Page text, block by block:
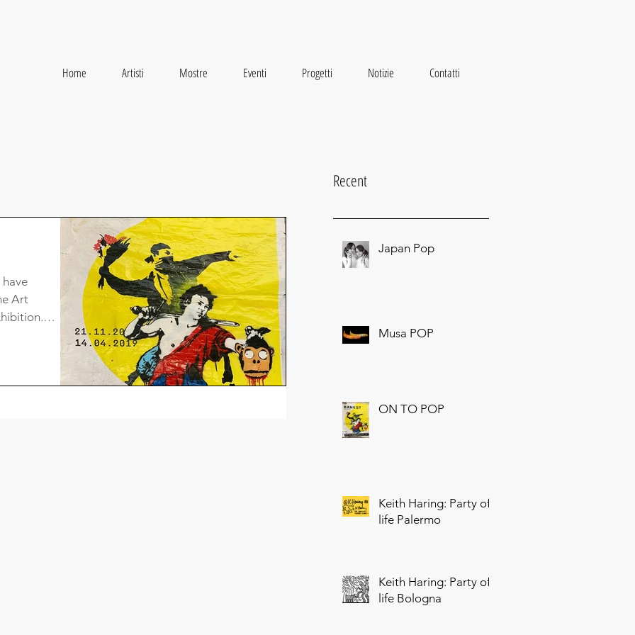
Home Artisti Mostre Eventi Progetti Notizie Contatti
Recent
Art
Japan Pop
Musa POP
ON TO POP
Keith Haring: Party of
life Palermo
Keith Haring: Party of
life Bologna